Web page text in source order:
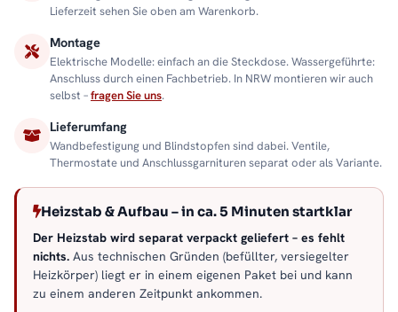
Lieferzeit sehen Sie oben am Warenkorb.
Montage
Elektrische Modelle: einfach an die Steckdose. Wassergeführte:
Anschluss durch einen Fachbetrieb. In NRW montieren wir auch
selbst –fragen Sie uns.
Lieferumfang
Wandbefestigung und Blindstopfen sind dabei. Ventile,
Thermostate und Anschlussgarnituren separat oder als Variante.
Heizstab & Aufbau – in ca. 5 Minuten startklar
Der Heizstab wird separat verpackt geliefert – es fehlt
nichts. Aus technischen Gründen (befüllter, versiegelter
Heizkörper) liegt er in einem eigenen Paket bei und kann
zu einem anderen Zeitpunkt ankommen.